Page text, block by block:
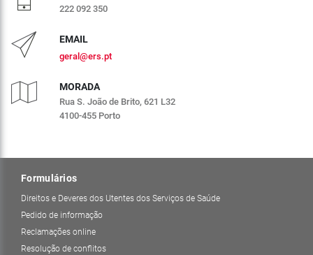
222 092 350
EMAIL
geral@ers.pt
MORADA
Rua S. João de Brito, 621 L32
4100-455 Porto
Formulários
Direitos e Deveres dos Utentes dos Serviços de Saúde
Pedido de informação
Reclamações online
Resolução de conflitos